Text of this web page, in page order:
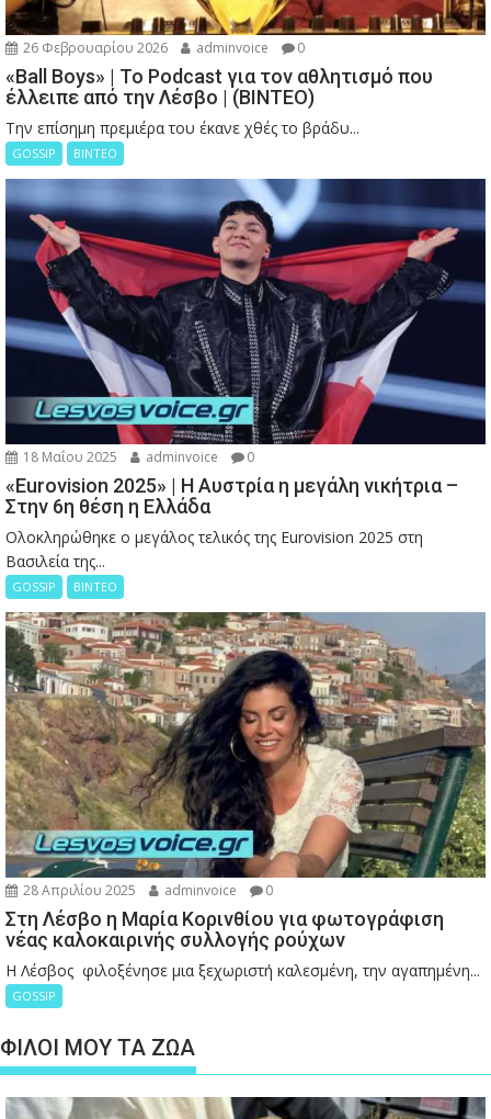
26 Φεβρουαρίου 2026 adminvoice 0
«Ball Boys» | Το Podcast για τον αθλητισμό που
έλλειπε από την Λέσβο | (ΒΙΝΤΕΟ)
Την επίσημη πρεμιέρα του έκανε χθές το βράδυ...
GOSSIP ΒΙΝΤΕΟ
18 Μαΐου 2025 adminvoice 0
«Eurovision 2025» | Η Αυστρία η μεγάλη νικήτρια –
Στην 6η θέση η Ελλάδα
Ολοκληρώθηκε ο μεγάλος τελικός της Eurovision 2025 στη
Βασιλεία της...
GOSSIP ΒΙΝΤΕΟ
28 Απριλίου 2025 adminvoice 0
Στη Λέσβο η Μαρία Κορινθίου για φωτογράφιση
νέας καλοκαιρινής συλλογής ρούχων
Η Λέσβος φιλοξένησε μια ξεχωριστή καλεσμένη, την αγαπημένη...
GOSSIP
ΦΙΛΟΙ ΜΟΥ ΤΑ ΖΩΑ